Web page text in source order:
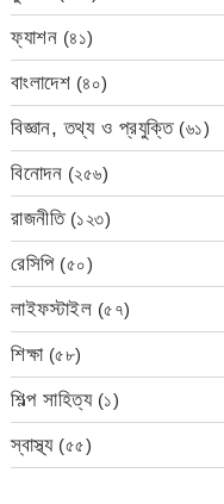
ফ্যাশন (৪১)
বাংলাদেশ (৪০)
বিজ্ঞান, তথ্য ও প্রযুক্তি(৬১)
বিনোদন (২৫৬)
রাজনীতি(১২৩)
রেসিপি(৫০)
লাইফস্টাইল (৫৭)
শিক্ষা(৫৮)
শিল্প সাহিত্য(১)
স্বাস্থ্য(৫৫)